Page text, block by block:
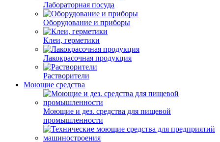
Лабораторная посуда
Оборудование и приборы
Клеи, герметики
Лакокрасочная продукция
Растворители
Моющие средства
Моющие и дез. средства для пищевой
промышленности